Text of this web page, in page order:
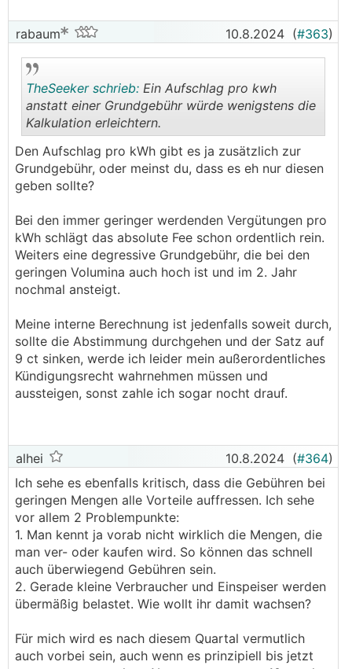
rabaum 10.8.2024 (#363)
.
TheSeeker schrieb: Ein Aufschlag pro kwh
anstatt einer Grundgebühr würde wenigstens die
Kalkulation erleichtern.
Den Aufschlag pro kWh gibt es ja zusätzlich zur
Grundgebühr, oder meinst du, dass es eh nur diesen
geben sollte?
Bei den immer geringer werdenden Vergütungen pro
kWh schlägt das absolute Fee schon ordentlich rein.
Weiters eine degressive Grundgebühr, die bei den
geringen Volumina auch hoch ist und im 2. Jahr
nochmal ansteigt.
Meine interne Berechnung ist jedenfalls soweit durch,
sollte die Abstimmung durchgehen und der Satz auf
9 ct sinken, werde ich leider mein außerordentliches
Kündigungsrecht wahrnehmen müssen und
aussteigen, sonst zahle ich sogar nocht drauf.
alhei 10.8.2024 (#364)
Ich sehe es ebenfalls kritisch, dass die Gebühren bei
geringen Mengen alle Vorteile auffressen. Ich sehe
vor allem 2 Problempunkte:
1. Man kennt ja vorab nicht wirklich die Mengen, die
man ver- oder kaufen wird. So können das schnell
auch überwiegend Gebühren sein.
2. Gerade kleine Verbraucher und Einspeiser werden
übermäßig belastet. Wie wollt ihr damit wachsen?
Für mich wird es nach diesem Quartal vermutlich
auch vorbei sein, auch wenn es prinzipiell bis jetzt